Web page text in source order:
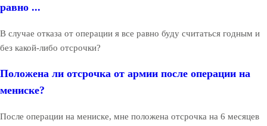
равно ...
В случае отказа от операции я все равно буду считаться годным и
без какой-либо отсрочки?
Положена ли отсрочка от армии после операции на
мениске?
После операции на мениске, мне положена отсрочка на 6 месяцев